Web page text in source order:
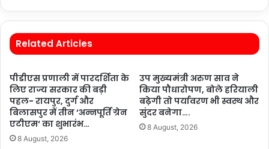
Related Articles
पीडीएस प्रणाली में पारदर्शिता के
लिए राज्य सरकार की बड़ी
पहल- रायपुर, दुर्ग और
बिलासपुर में तीन ‘अन्नपूर्ति ग्रेन
एटीएम‘ का शुभारंभ…
8 August, 2026
उप मुख्यमंत्री अरुण साव ने
किया पौधारोपण, बोले हरियाली
बढ़ेगी तो पर्यावरण भी स्वस्थ और
सुंदर बनेगा….
8 August, 2026